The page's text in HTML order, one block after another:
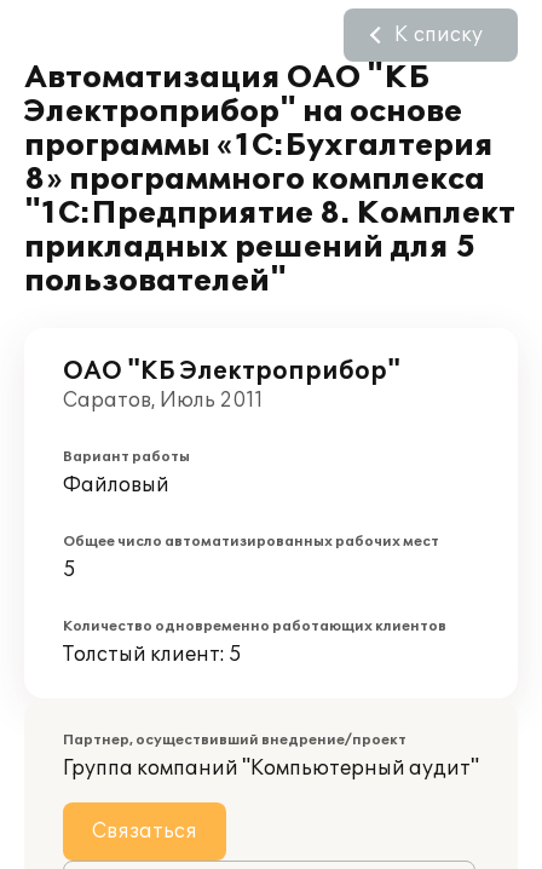
Автоматизация ОАО "КБ
Электроприбор" на основе
программы «1С:Бухгалтерия
8» программного комплекса
"1С:Предприятие 8. Комплект
прикладных решений для 5
пользователей"
К списку
ОАО "КБ Электроприбор"
Саратов, Июль 2011
Вариант работы
Файловый
Общее число автоматизированных рабочих мест
5
Количество одновременно работающих клиентов
Толстый клиент: 5
Партнер, осуществивший внедрение/проект
Группа компаний "Компьютерный аудит"
Связаться